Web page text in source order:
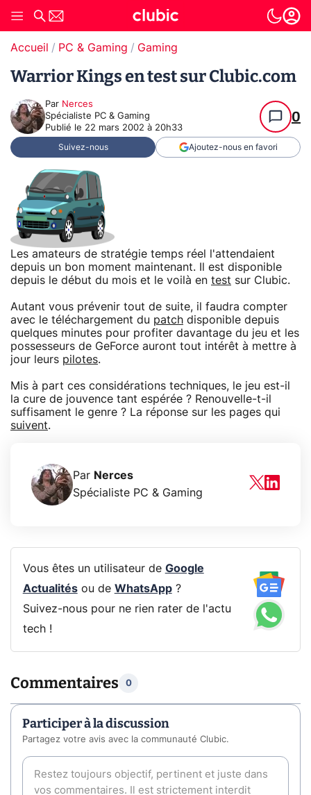
Accueil PC & Gaming Gaming
Warrior Kings en test sur Clubic.com
Par Nerces
Spécialiste PC & Gaming
Publié le 22 mars 2002 à 20h33
0
Suivez-nous Ajoutez-nous en favori
Les amateurs de stratégie temps réel l'attendaient
depuis un bon moment maintenant. Il est disponible
depuis le début du mois et le voilà en test sur Clubic.
Autant vous prévenir tout de suite, il faudra compter
avec le téléchargement du patch disponible depuis
quelques minutes pour profiter davantage du jeu et les
possesseurs de GeForce auront tout intérêt à mettre à
jour leurs pilotes.
Mis à part ces considérations techniques, le jeu est-il
la cure de jouvence tant espérée ? Renouvelle-t-il
suffisament le genre ? La réponse sur les pages qui
suivent.
Par Nerces
Spécialiste PC & Gaming
Vous êtes un utilisateur de Google
Actualitésou de WhatsApp?
Suivez-nous pour ne rien rater de l'actu
tech !
Commentaires 0
Participer à la discussion
Partagez votre avis avec la communauté Clubic.